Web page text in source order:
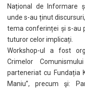
Național de Informare
unde s-au ținut
tema conferinței și s-au
tuturor celor implicați.
Workshop-ul a fost
Crimelor
parteneriat cu Fundația
Maniu”, precum şi: